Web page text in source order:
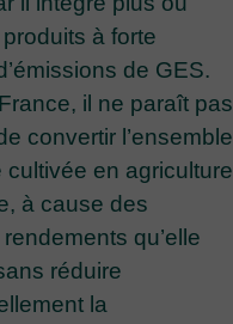
à forte
de GES.
il ne paraît pas
convertir l’ensemble
cultivée en agriculture
à cause des
qu’elle
réduire
la